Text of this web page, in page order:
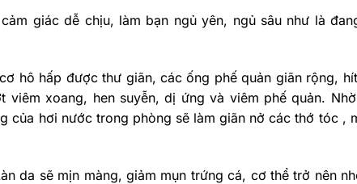
giác dễ chịu, làm bạn ngủ yên, ngủ sâu như là
hô hấp được thư giãn, các ống phế quản giãn rộng,
xoang, hen suyễn, dị ứng và viêm phế quản.
hơi nước trong phòng sẽ làm giãn nở các thớ tóc ,
da sẽ mịn màng, giảm mụn trứng cá, cơ thể trở nên